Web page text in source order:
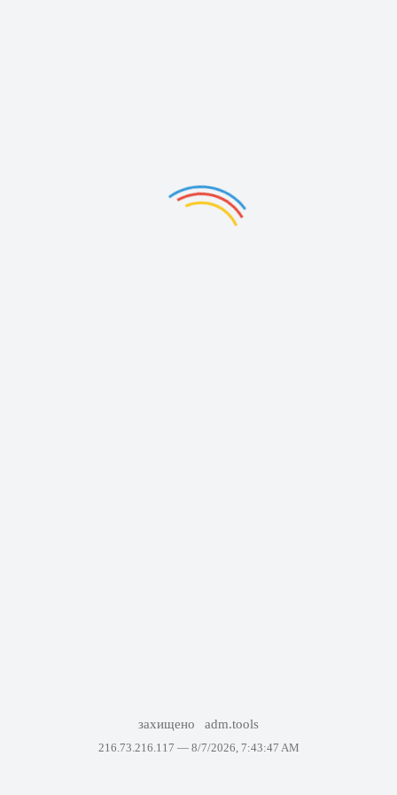
захищено adm.tools
216.73.216.117 — 8/7/2026, 7:43:47 AM